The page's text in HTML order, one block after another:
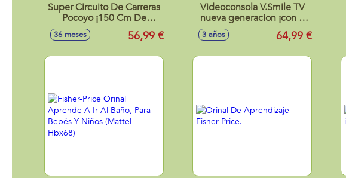
Super Circuito De Carreras
Pocoyo ¡150 Cm De
Tramos Flexibles! El Coche
Tiene Luces Y Sonidos
36 meses 56,99 €
Videoconsola V.Smile TV
nueva generacion ¡con 6
mundos diferentes para
descubrir! 11,5x14,5x2,6
3 años 64,99 €